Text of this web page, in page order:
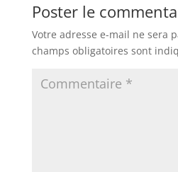
Poster le
Votre adresse e-mail ne sera
champs obligatoires sont